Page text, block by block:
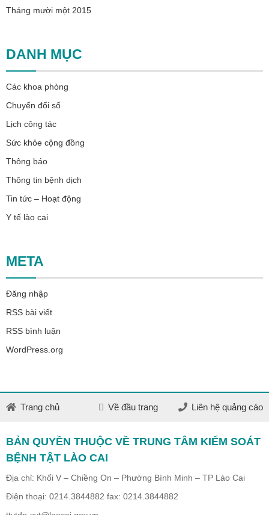
Tháng mười một 2015
DANH MỤC
Các khoa phòng
Chuyển đổi số
Lịch công tác
Sức khỏe cộng đồng
Thông báo
Thông tin bệnh dịch
Tin tức – Hoạt động
Y tế lào cai
META
Đăng nhập
RSS bài viết
RSS bình luận
WordPress.org
Trang chủ Về đầu trang Liên hệ quảng cáo
BẢN QUYỀN THUỘC VỀ TRUNG TÂM KIỂM SOÁT
BỆNH TẬT LÀO CAI
Địa chỉ: Khối V – Chiềng On – Phường Bình Minh – TP Lào Cai
Điện thoại: 0214.3844882 fax: 0214.3844882